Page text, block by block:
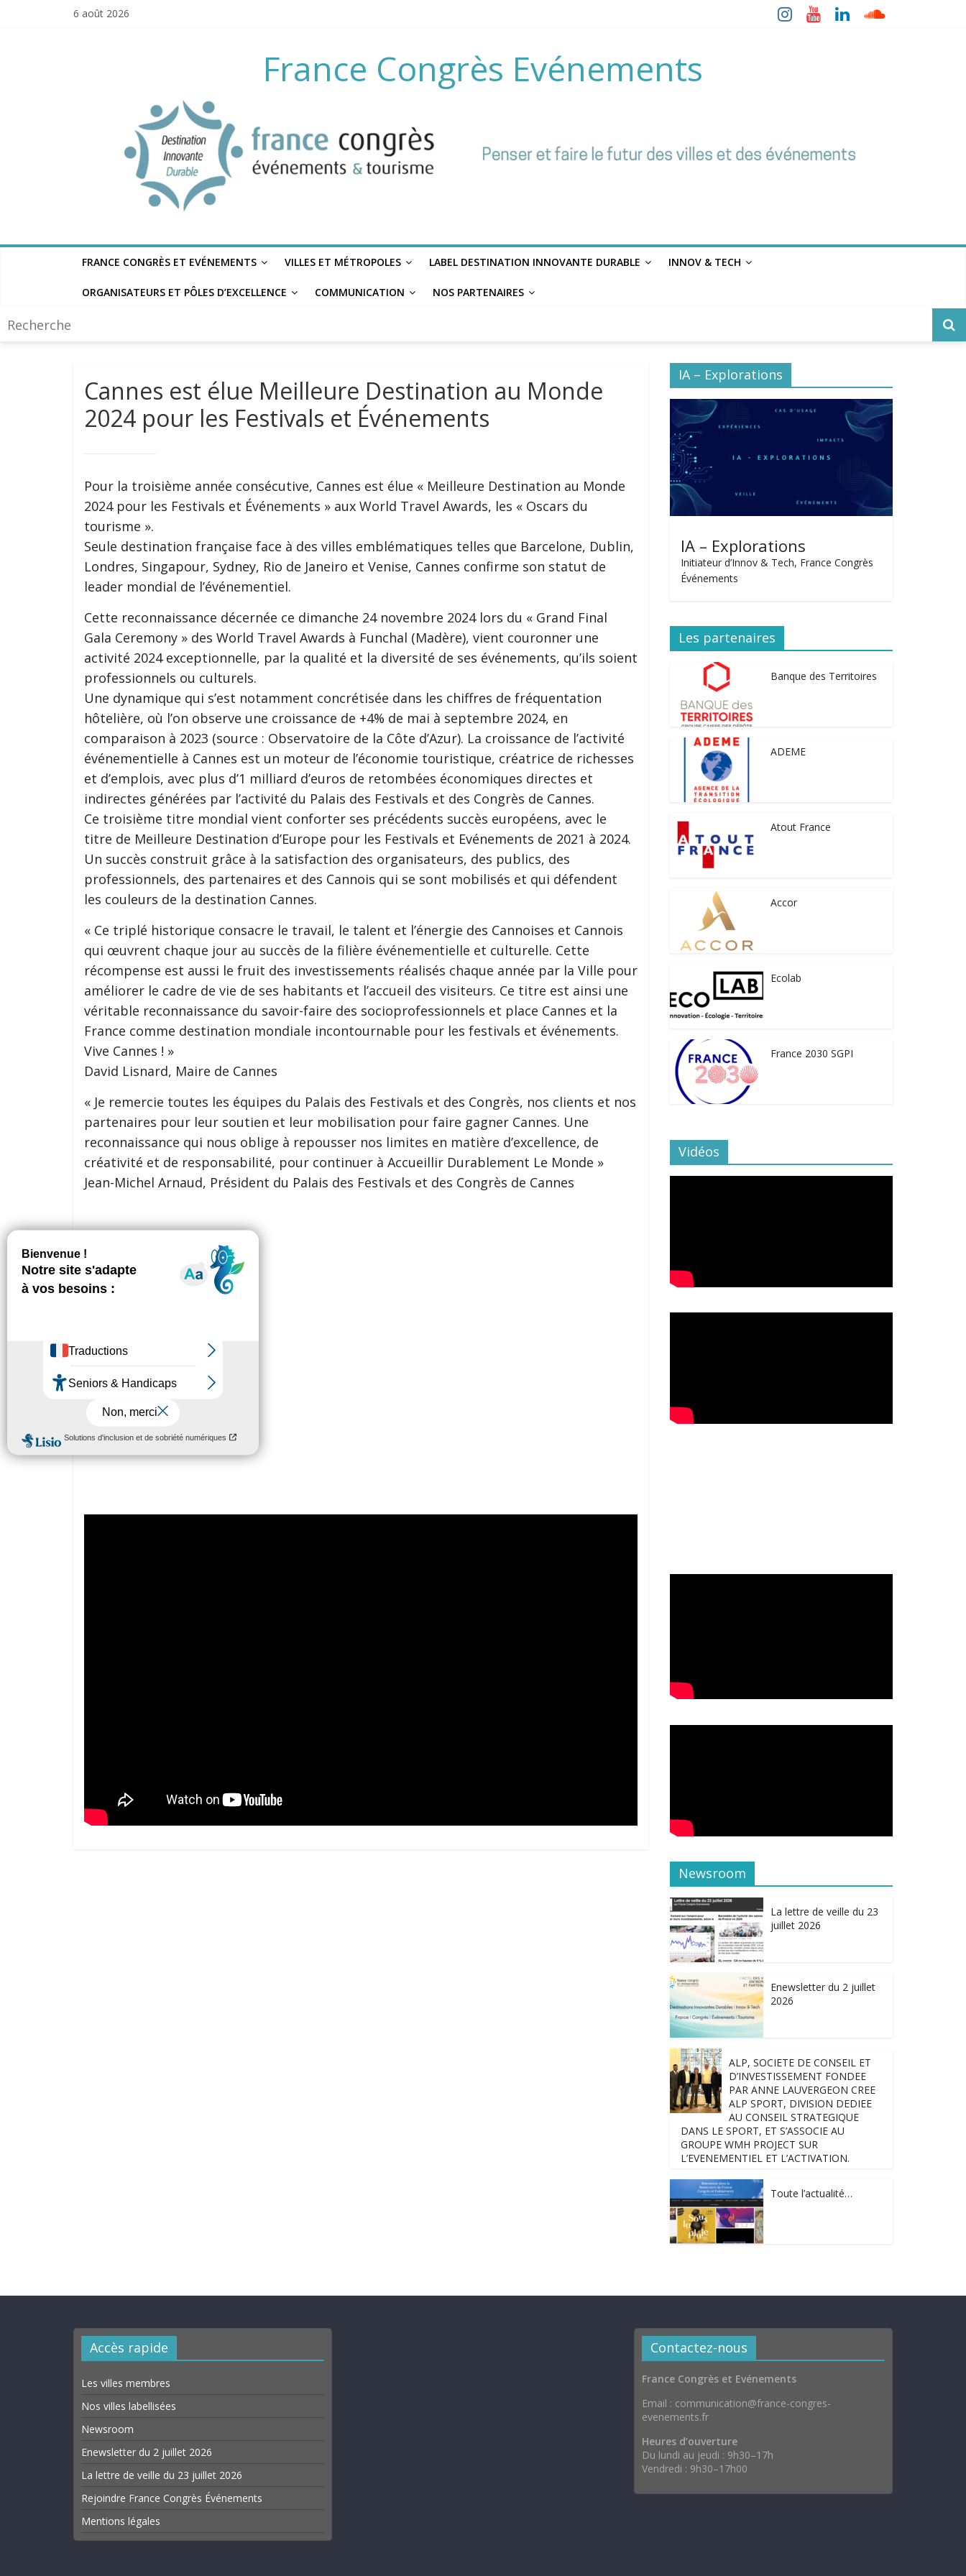
6 août 2026
France Congrès Evénements
FRANCE CONGRÈS ET EVÉNEMENTS VILLES ET MÉTROPOLES LABEL DESTINATION INNOVANTE DURABLE INNOV & TECH
ORGANISATEURS ET PÔLES D’EXCELLENCE COMMUNICATION NOS PARTENAIRES
Cannes est élue Meilleure Destination au Monde
2024 pour les Festivals et Événements
Pour la troisième année consécutive, Cannes est élue « Meilleure Destination au Monde
2024 pour les Festivals et Événements » aux World Travel Awards, les « Oscars du
tourisme ».
Seule destination française face à des villes emblématiques telles que Barcelone, Dublin,
Londres, Singapour, Sydney, Rio de Janeiro et Venise, Cannes confirme son statut de
leader mondial de l’événementiel.
Cette reconnaissance décernée ce dimanche 24 novembre 2024 lors du « Grand Final
Gala Ceremony » des World Travel Awards à Funchal (Madère), vient couronner une
activité 2024 exceptionnelle, par la qualité et la diversité de ses événements, qu’ils soient
professionnels ou culturels.
Une dynamique qui s’est notamment concrétisée dans les chiffres de fréquentation
hôtelière, où l’on observe une croissance de +4% de mai à septembre 2024, en
comparaison à 2023 (source : Observatoire de la Côte d’Azur). La croissance de l’activité
événementielle à Cannes est un moteur de l’économie touristique, créatrice de richesses
et d’emplois, avec plus d’1 milliard d’euros de retombées économiques directes et
indirectes générées par l’activité du Palais des Festivals et des Congrès de Cannes.
Ce troisième titre mondial vient conforter ses précédents succès européens, avec le
titre de Meilleure Destination d’Europe pour les Festivals et Evénements de 2021 à 2024.
Un succès construit grâce à la satisfaction des organisateurs, des publics, des
professionnels, des partenaires et des Cannois qui se sont mobilisés et qui défendent
les couleurs de la destination Cannes.
« Ce triplé historique consacre le travail, le talent et l’énergie des Cannoises et Cannois
qui œuvrent chaque jour au succès de la filière événementielle et culturelle. Cette
récompense est aussi le fruit des investissements réalisés chaque année par la Ville pour
améliorer le cadre de vie de ses habitants et l’accueil des visiteurs. Ce titre est ainsi une
véritable reconnaissance du savoir-faire des socioprofessionnels et place Cannes et la
France comme destination mondiale incontournable pour les festivals et événements.
Vive Cannes ! »
David Lisnard, Maire de Cannes
« Je remercie toutes les équipes du Palais des Festivals et des Congrès, nos clients et nos
partenaires pour leur soutien et leur mobilisation pour faire gagner Cannes. Une
reconnaissance qui nous oblige à repousser nos limites en matière d’excellence, de
créativité et de responsabilité, pour continuer à Accueillir Durablement Le Monde »
Jean-Michel Arnaud, Président du Palais des Festivals et des Congrès de Cannes
IA – Explorations
IA – Explorations
Initiateur d’Innov & Tech, France Congrès
Événements
Les partenaires
Banque des Territoires
ADEME
Atout France
Accor
Ecolab
France 2030 SGPI
Vidéos
Newsroom
La lettre de veille du 23
juillet 2026
Enewsletter du 2 juillet
2026
ALP, SOCIETE DE CONSEIL ET
D’INVESTISSEMENT FONDEE
PAR ANNE LAUVERGEON CREE
ALP SPORT, DIVISION DEDIEE
AU CONSEIL STRATEGIQUE
DANS LE SPORT, ET S’ASSOCIE AU
GROUPE WMH PROJECT SUR
L’EVENEMENTIEL ET L’ACTIVATION.
Toute l’actualité…
Accès rapide
Les villes membres
Nos villes labellisées
Newsroom
Enewsletter du 2 juillet 2026
La lettre de veille du 23 juillet 2026
Rejoindre France Congrès Événements
Mentions légales
Contactez-nous
France Congrès et Evénements
Email : communication@france-congres-
evenements.fr
Heures d’ouverture
Du lundi au jeudi : 9h30–17h
Vendredi : 9h30–17h00